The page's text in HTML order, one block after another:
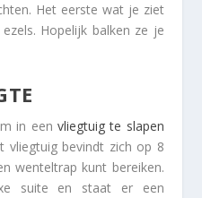
Het eerste wat je ziet
Hopelijk balken ze je
in een vliegtuig te slapen
vliegtuig bevindt zich op 8
wenteltrap kunt bereiken.
suite en staat er een